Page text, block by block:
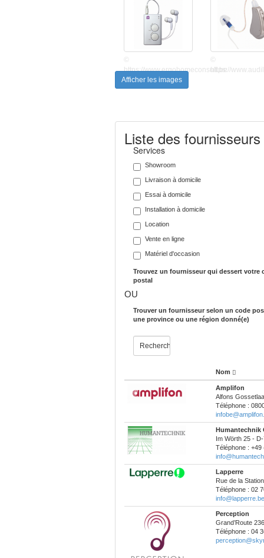
https://www.ergohomeconsult.be
https://
Afficher les images
Liste des fournisseurs
Services
Showroom
Livraison à domicile
Essai à domicile
Installation à domicile
Location
Vente en ligne
Matériel d'occasion
Trouvez un fournisseur qui dessert votre
postal
OU
Trouver un fournisseur selon un code
une province ou une région donné(e)
Nom
Amplifon
Alfons
Téléphone :
Humantechnik
Im Wörth 25 -
Téléphone : +49
Lapperre
Rue de la
Téléphone : 02
info@lapperre.be
Perception
Grand’Route
Téléphone : 04